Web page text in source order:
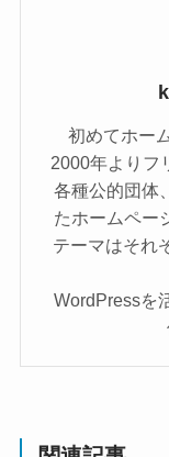
初めてホー
2000年よりフ
各種公的団体
たホームペー
テーマはそれ
WordPressを